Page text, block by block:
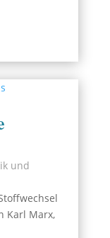
und
Karl Marx,